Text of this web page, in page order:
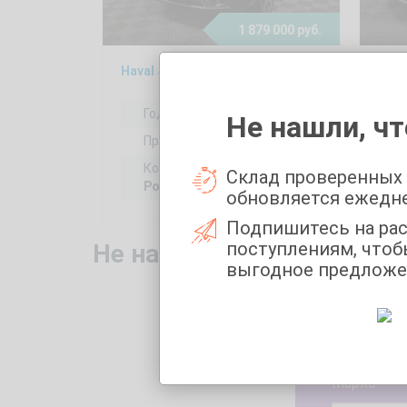
1 879 000 руб.
Haval JOLION 1.5, 2023
Год выпуска:
Пробег:
60831 км
Коробка передач:
Робот
Не нашли то, что
Укажите
Марка
Не нашли,
Склад
обновляется
Подпишитесь на
поступлениям,
выгодное